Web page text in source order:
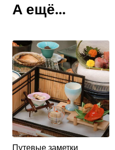
А ещё...
Путевые заметки